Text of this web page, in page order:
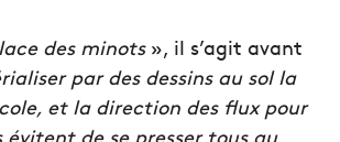
des minots», il s’agit avant
par des dessins au sol la
et la direction des flux pour
évitent de se presser tous au